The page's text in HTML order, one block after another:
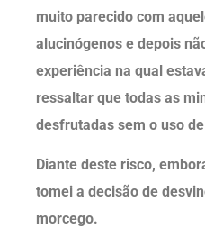
muito parecido com
alucinógenos e depois
experiência na qual
ressaltar que todas as
desfrutadas sem o uso
Diante deste risco,
tomei a decisão de
morcego.